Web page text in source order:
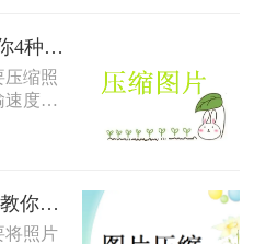
的需
怎么压缩照片的方法？教你4种实用方法!！
缩照
速度或
压缩
有效
照片怎么压缩到1m以内？教你三招压缩照片！
将照片